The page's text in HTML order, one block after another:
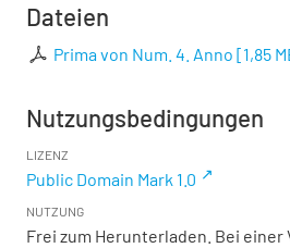
Dateien
Prima von Num. 4. Anno [1,85
Nutzungsbedingungen
LIZENZ
Public Domain Mark 1.0
NUTZUNG
Frei zum Herunterladen. Bei